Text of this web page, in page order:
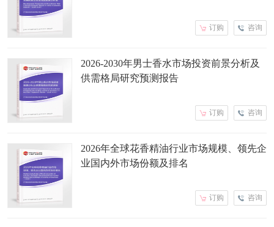
咨询
订购
2026-2030年男士香水市场投资前景分析及
供需格局研究预测报告
咨询
订购
2026年全球花香精油行业市场规模、领先企
业国内外市场份额及排名
咨询
订购